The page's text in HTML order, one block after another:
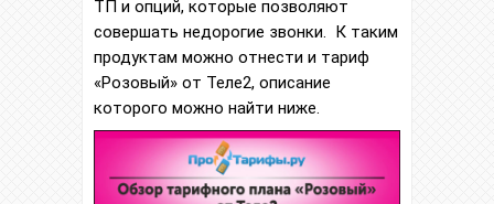
ТП и опций, которые позволяют
совершать недорогие звонки. К таким
продуктам можно отнести и тариф
«Розовый» от Теле2, описание
которого можно найти ниже.